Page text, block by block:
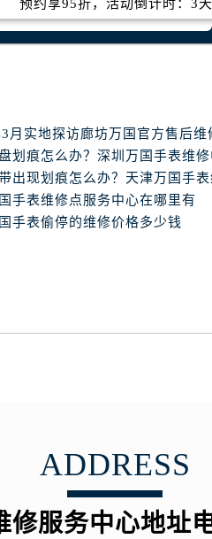
预约）
需提前预约）
室（需提前预约）
层07室（需提前预约）
6楼10室（需提前预约）
室（需提前预约）
1002室（需提前预约）
城写字楼（鄂尔多斯大厦）
21层2102室（需提前预约）
（需提前预约）
（需提前预约）
心（需提前预约）
月实地探访廊坊万国官方售后维
划痕怎么办？深圳万国手表维
手表维修点服务中心在哪里有
手表偷停的维修价格多少钱
ADDRESS
修服务中心地址
预约享95折，活动倒计时：3天